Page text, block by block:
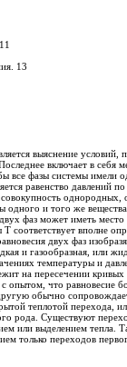
13
выяснение условий,
включает в себя
все фазы системы
равенство давлений
одного и того же
фаз может иметь
соответствует вполне
двух фаз
и газообразная, или
температуры и
на пересечении
опытом, что равновесие
обычно
теплотой перехода,
рода. Существуют
или выделением тепла.
только переходов